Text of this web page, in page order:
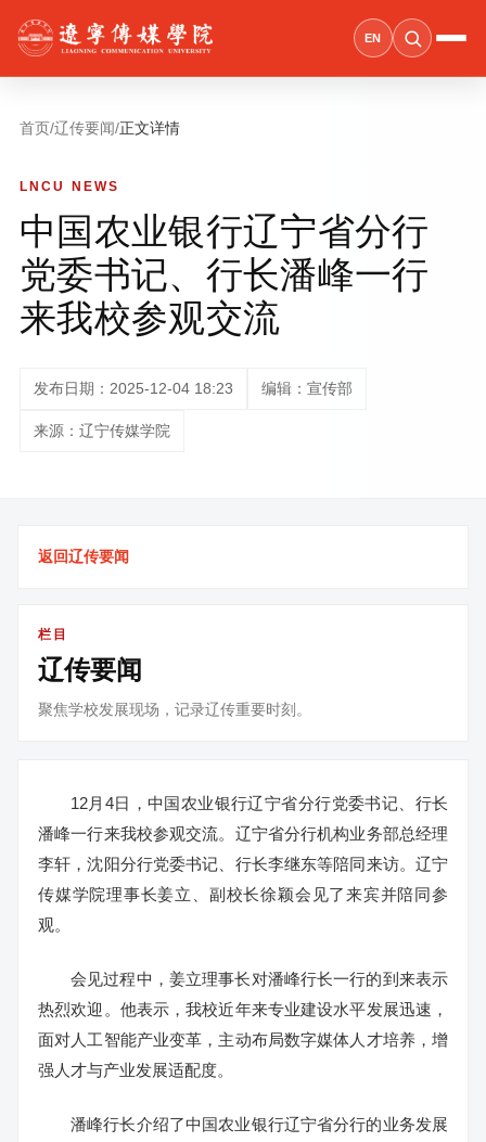
EN
首页/辽传要闻/正文详情
LNCU NEWS
中国农业银行辽宁省分行
党委书记、行长潘峰一行
来我校参观交流
发布日期：2025-12-04 18:23 编辑：宣传部
来源：辽宁传媒学院
返回辽传要闻
栏目
辽传要闻
聚焦学校发展现场，记录辽传重要时刻。
12月4日，中国农业银行辽宁省分行党委书记、行长
潘峰一行来我校参观交流。辽宁省分行机构业务部总经理
李轩，沈阳分行党委书记、行长李继东等陪同来访。辽宁
传媒学院理事长姜立、副校长徐颖会见了来宾并陪同参
观。
会见过程中，姜立理事长对潘峰行长一行的到来表示
热烈欢迎。他表示，我校近年来专业建设水平发展迅速，
面对人工智能产业变革，主动布局数字媒体人才培养，增
强人才与产业发展适配度。
潘峰行长介绍了中国农业银行辽宁省分行的业务发展